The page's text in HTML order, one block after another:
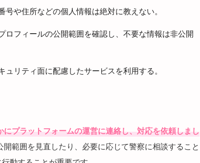
号や住所などの個人情報は絶対に教えない。
ロフィールの公開範囲を確認し、不要な情報は非公開
ュリティ面に配慮したサービスを利用する。
にプラットフォームの運営に連絡し、対応を依頼しまし
範囲を見直したり、必要に応じて警察に相談すること